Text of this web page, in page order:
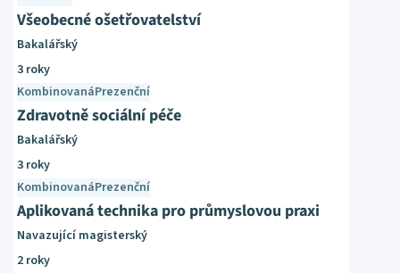
Všeobecné ošetřovatelství
Bakalářský
3 roky
KombinovanáPrezenční
Zdravotně sociální péče
Bakalářský
3 roky
KombinovanáPrezenční
Aplikovaná technika pro průmyslovou praxi
Navazující magisterský
2 roky